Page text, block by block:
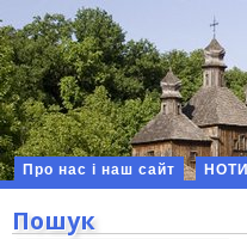
Про нас і наш сайт НОТИ
Пошук